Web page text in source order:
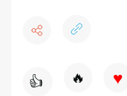
👍 🔥 ♥